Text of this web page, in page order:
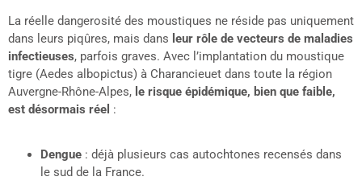
La réelle dangerosité des moustiques ne réside pas uniquement
dans leurs piqûres, mais dans leur rôle de vecteurs de maladies
infectieuses, parfois graves. Avec l’implantation du moustique
tigre (Aedes albopictus) à Charancieuet dans toute la région
Auvergne-Rhône-Alpes, le risque épidémique, bien que faible,
est désormais réel :
Dengue : déjà plusieurs cas autochtones recensés dans
le sud de la France.